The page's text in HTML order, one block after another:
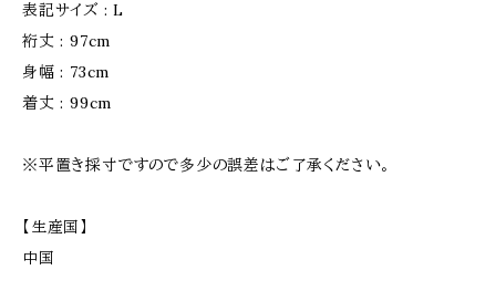
表記サイズ : L
裄丈 : 97cm
身幅 : 73cm
着丈 : 99cm
※平置き採寸ですので多少の誤差はご了承ください。
【生産国】
中国